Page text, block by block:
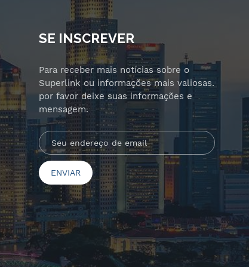
SE INSCREVER
Para receber mais notícias sobre o
Superlink ou informações mais valiosas.
por favor deixe suas informações e
mensagem.